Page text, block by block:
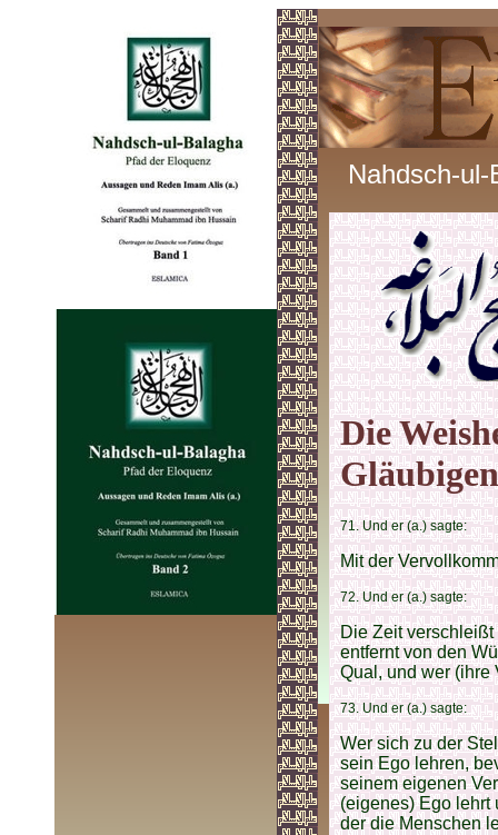
Nahdsch-ul-
Die
71. Und er (a.) sagte:
Mit der
72. Und er (a.) sagte:
Die Zeit verschleißt
entfernt von den
Qual, und wer (ihre
73. Und er (a.) sagte:
Wer sich zu der
sein Ego lehren,
seinem eigenen
(eigenes) Ego lehrt
der die Menschen